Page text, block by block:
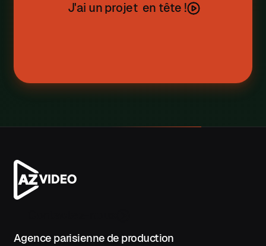
J'ai un projet en tête !
Agence parisienne de production